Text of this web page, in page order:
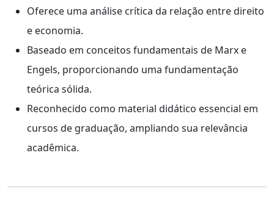
Oferece uma análise crítica da relação entre direito
e economia.
Baseado em conceitos fundamentais de Marx e
Engels, proporcionando uma fundamentação
teórica sólida.
Reconhecido como material didático essencial em
cursos de graduação, ampliando sua relevância
acadêmica.